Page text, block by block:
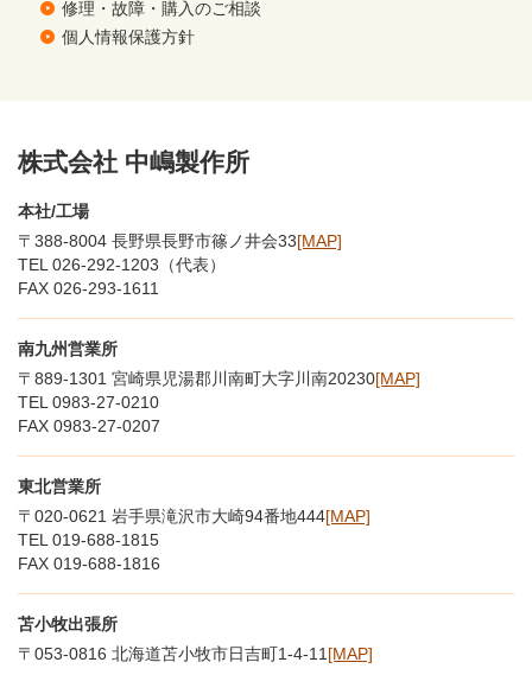
修理・故障・購入のご相談
個人情報保護方針
株式会社 中嶋製作所
本社/工場
〒388-8004 長野県長野市篠ノ井会33[MAP]
TEL 026-292-1203（代表）
FAX 026-293-1611
南九州営業所
〒889-1301 宮崎県児湯郡川南町大字川南20230[MAP]
TEL 0983-27-0210
FAX 0983-27-0207
東北営業所
〒020-0621 岩手県滝沢市大崎94番地444[MAP]
TEL 019-688-1815
FAX 019-688-1816
苫小牧出張所
〒053-0816 北海道苫小牧市日吉町1-4-11 [MAP]